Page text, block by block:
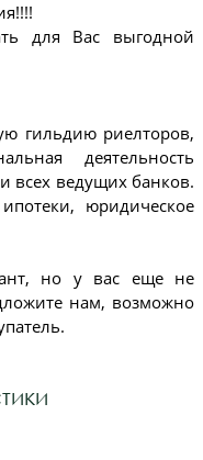
для Вас выгодной
гильдию риелторов,
деятельность
всех ведущих банков.
юридическое
но у вас еще не
нам, возможно